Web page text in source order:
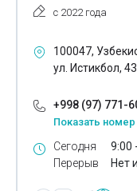
с 2022 года
100047,
ул. Истикбол, 43
+998 (97) 771-
Показать номер
Сегодня
Перерыв
9:00
Нет